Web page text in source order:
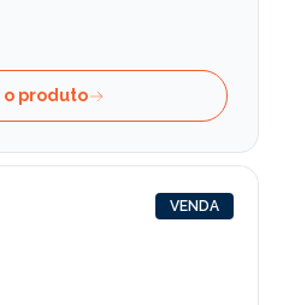
o produto
VENDA